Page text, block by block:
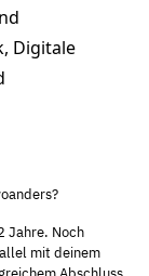
Digitale
Jahre. Noch
mit deinem